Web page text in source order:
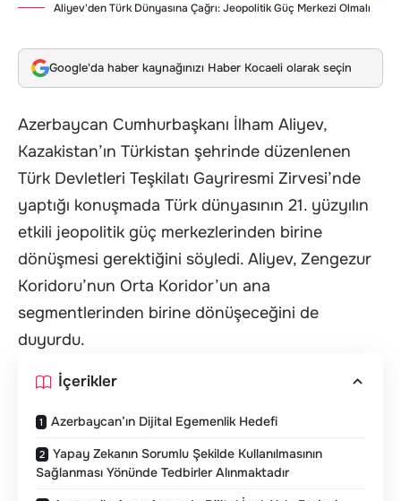
Aliyev'den Türk Dünyasına Çağrı: Jeopolitik Güç Merkezi Olmalı
Google'da haber kaynağınızı Haber Kocaeli olarak seçin
Azerbaycan Cumhurbaşkanı İlham Aliyev,
Kazakistan’ın Türkistan şehrinde düzenlenen
Türk Devletleri Teşkilatı Gayriresmi Zirvesi’nde
yaptığı konuşmada Türk dünyasının 21. yüzyılın
etkili jeopolitik güç merkezlerinden birine
dönüşmesi gerektiğini söyledi. Aliyev, Zengezur
Koridoru’nun Orta Koridor’un ana
segmentlerinden birine dönüşeceğini de
duyurdu.
İçerikler
Azerbaycan’ın Dijital Egemenlik Hedefi
Yapay Zekanın Sorumlu Şekilde Kullanılmasının
Sağlanması Yönünde Tedbirler Alınmaktadır